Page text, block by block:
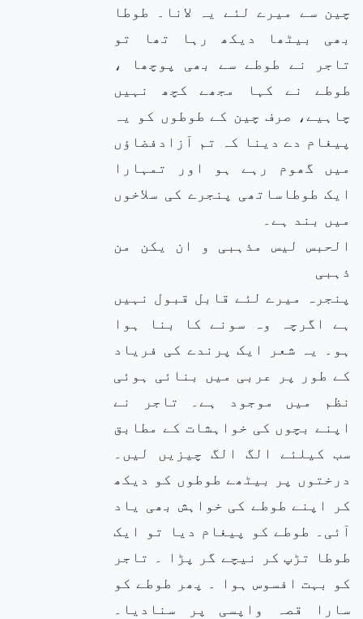
چین سے میرے لئے یہ لانا۔ طوطا
بھی بیٹھا دیکھ رہا تھا تو
تاجر نے طوطے سے بھی پوچھا ،
طوطے نے کہا مجھے کچھ نہیں
چاہیے، صرف چین کے طوطوں کو یہ
پیغام دے دینا کہ تم آزادفضاؤں
میں گھوم رہے ہو اور تمہارا
ایک طوطاساتھی پنجرے کی سلاخوں
میں بند ہے۔
الحبس لیس مذہبی و ان یکن من
ذہبی
پنجرہ میرے لئے قابل قبول نہیں
ہے اگرچہ وہ سونے کا بنا ہوا
ہو۔ یہ شعر ایک پرندے کی فریاد
کے طور پر عربی میں بنائی ہوئی
نظم میں موجود ہے۔ تاجر نے
اپنے بچوں کی خواہشات کے مطابق
سب کیلئے الگ الگ چیزیں لیں۔
درختوں پر بیٹھے طوطوں کو دیکھ
کر اپنے طوطے کی خواہش بھی یاد
آئی۔ طوطے کو پیغام دیا تو ایک
طوطا تڑپ کر نیچے گر پڑا ۔ تاجر
کو بہت افسوس ہوا ۔ پھر طوطے کو
سارا قصہ واپسی پر سنادیا۔